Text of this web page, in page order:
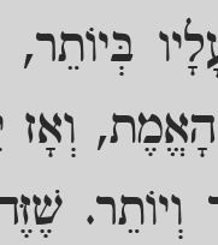
בְּיוֹתֵר,
וְאָז
וְיוֹתֵר.